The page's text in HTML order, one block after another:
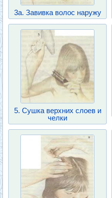
3а. Завивка волос наружу
5. Сушка верхних слоев и
челки